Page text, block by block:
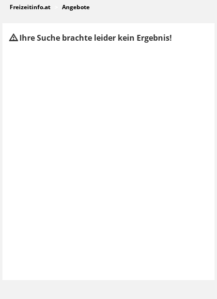
Freizeitinfo.at Angebote
Ihre Suche brachte leider kein Ergebnis!